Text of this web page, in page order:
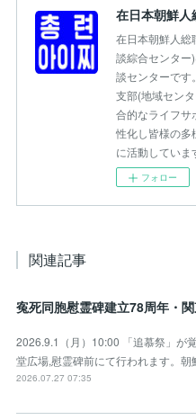
在日本朝鮮
在日本朝鮮人総
談綜合センター
談センターです
支部(地域セン
合的なライフサ
性化し皆様の多
に活動していま
フォロー
関連記事
2026.9.1（月）10:00 「追慕祭」
堂広場,慰霊碑前にて行われます。朝
2026.07.27 07:35